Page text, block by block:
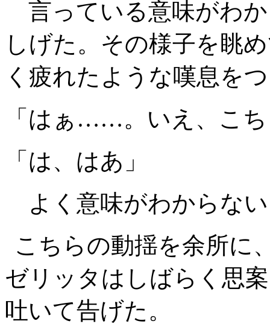
言っている意味がわ
しげた。その様子を眺
く疲れたような嘆息を
「はぁ……。いえ、こ
「は、はあ」
よく意味がわからな
こちらの動揺を余所に
ゼリッタはしばらく思
吐いて告げた。